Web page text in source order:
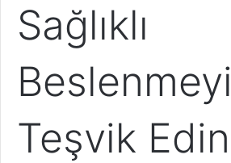
Sağlıklı
Beslenmeyi
Teşvik Edin